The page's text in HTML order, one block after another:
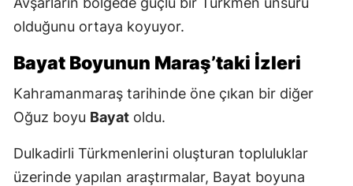
olduğunu ortaya koyuyor.
Bayat Boyunun Maraş’taki İzleri
Kahramanmaraş tarihinde öne çıkan bir diğer
Oğuz boyu Bayat oldu.
Dulkadirli Türkmenlerini oluşturan topluluklar
üzerinde yapılan araştırmalar, Bayat boyuna